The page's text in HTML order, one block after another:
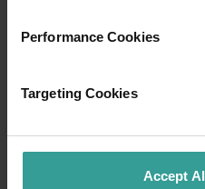
Performance Cookies
Targeting Cookies
Accept